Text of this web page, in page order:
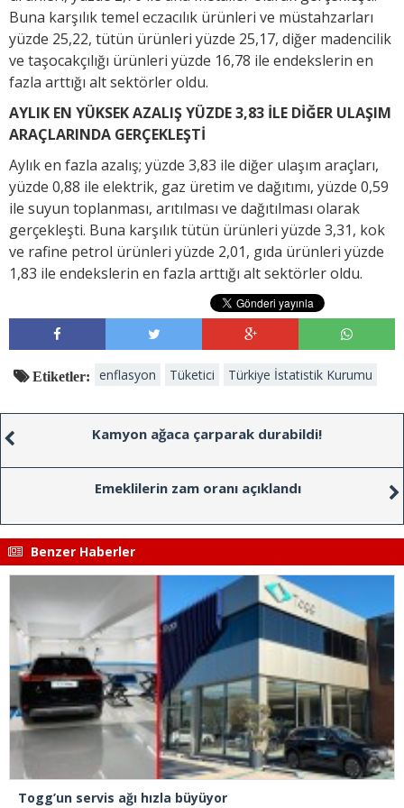
Buna karşılık temel eczacılık ürünleri ve müstahzarları
yüzde 25,22, tütün ürünleri yüzde 25,17, diğer madencilik
ve taşocakçılığı ürünleri yüzde 16,78 ile endekslerin en
fazla arttığı alt sektörler oldu.
AYLIK EN YÜKSEK AZALIŞ YÜZDE 3,83 İLE DİĞER ULAŞIM
ARAÇLARINDA GERÇEKLEŞTİ
Aylık en fazla azalış; yüzde 3,83 ile diğer ulaşım araçları,
yüzde 0,88 ile elektrik, gaz üretim ve dağıtımı, yüzde 0,59
ile suyun toplanması, arıtılması ve dağıtılması olarak
gerçekleşti. Buna karşılık tütün ürünleri yüzde 3,31, kok
ve rafine petrol ürünleri yüzde 2,01, gıda ürünleri yüzde
1,83 ile endekslerin en fazla arttığı alt sektörler oldu.
Etiketler: enflasyon Tüketici Türkiye İstatistik Kurumu
Kamyon ağaca çarparak durabildi!
Emeklilerin zam oranı açıklandı
Benzer Haberler
Togg’un servis ağı hızla büyüyor